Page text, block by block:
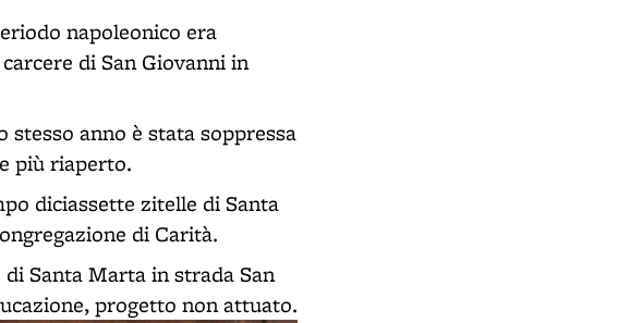
napoleonico era
di San Giovanni in
anno è stata soppressa
più riaperto.
diciassette zitelle di Santa
di Carità.
Santa Marta in strada San
progetto non attuato.